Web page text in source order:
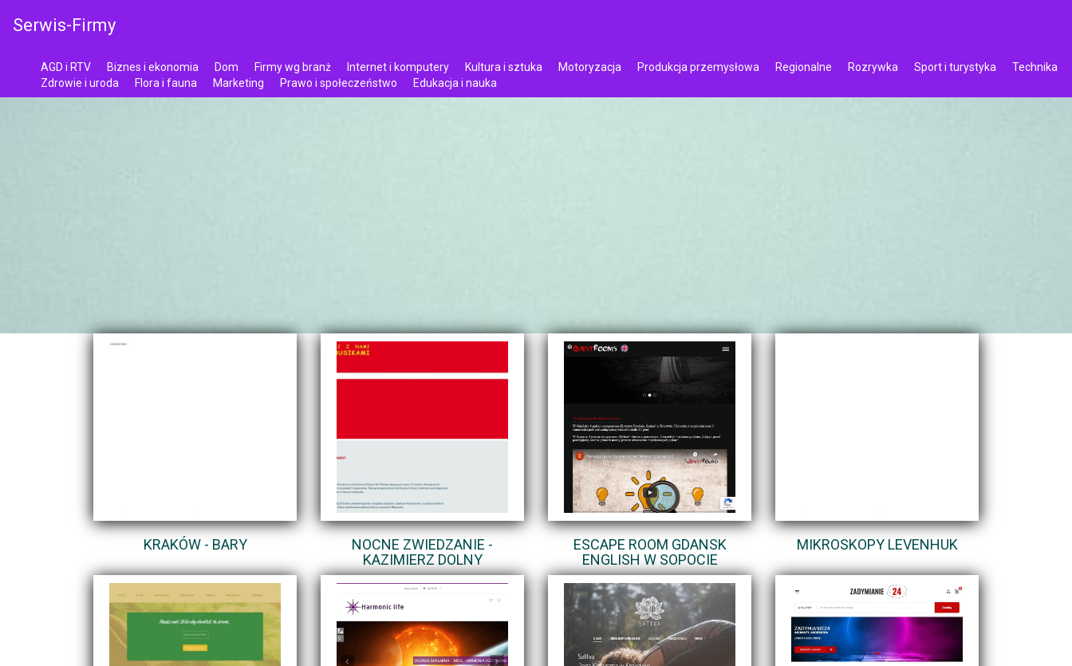
Serwis-Firmy
AGD i RTV Biznes i ekonomia Dom Firmy wg branż Internet i komputery Kultura i sztuka Motoryzacja Produkcja przemysłowa Regionalne Rozrywka Sport i turystyka
Technika
Zdrowie i uroda
Flora i fauna Marketing Prawo i społeczeństwo Edukacja i nauka
KRAKÓW - BARY
NOCNE ZWIEDZANIE -
KAZIMIERZ DOLNY
ESCAPE ROOM GDANSK
ENGLISH W SOPOCIE
MIKROSKOPY LEVENHUK